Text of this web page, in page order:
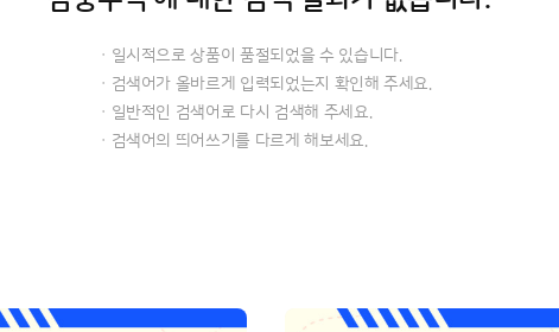
· 일시적으로 상품이 품절되었을 수 있습니다.
· 검색어가 올바르게 입력되었는지 확인해 주세요.
· 일반적인 검색어로 다시 검색해 주세요.
· 검색어의 띄어쓰기를 다르게 해보세요.